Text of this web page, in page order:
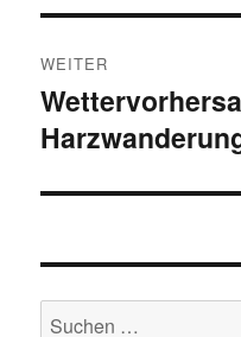
WEITER
Nächster
Beitrag:
Suchen